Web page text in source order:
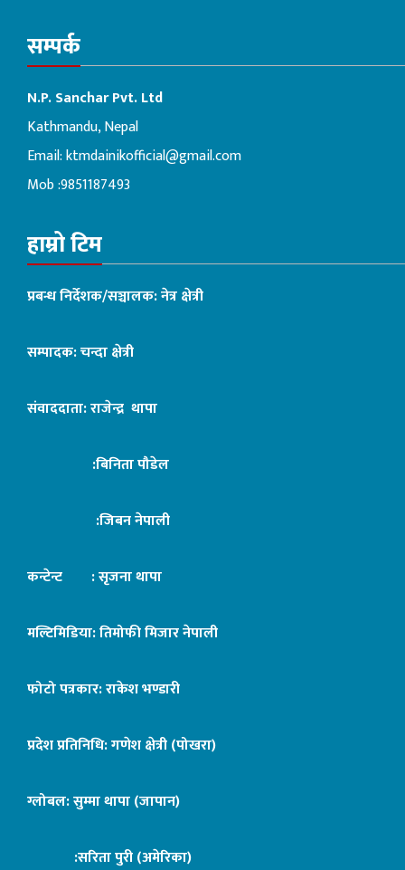
सम्पर्क
N.P. Sanchar Pvt. Ltd
Kathmandu, Nepal
Email:ktmdainikofficial@gmail.com
Mob :9851187493
हाम्रो टिम
प्रबन्ध निर्देशक/सञ्चालक: नेत्र क्षेत्री
सम्पादक: चन्दा क्षेत्री
संवाददाता: राजेन्द्र थापा
:बिनिता पौडेल
:जिबन नेपाली
कन्टेन्ट : सृजना थापा
मल्टिमिडिया: तिमोफी मिजार नेपाली
फोटो पत्रकार: राकेश भण्डारी
प्रदेश प्रतिनिधि: गणेश क्षेत्री (पोखरा)
ग्लोबल: सुम्मा थापा (जापान)
:सरिता पुरी (अमेरिका)